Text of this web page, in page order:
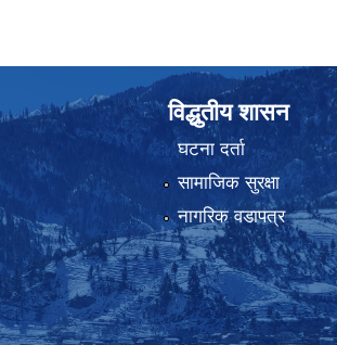
विद्धुतीय शासन
घटना दर्ता
सामाजिक सुरक्षा
नागरिक वडापत्र